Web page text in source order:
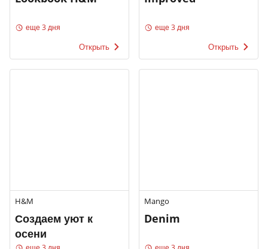
еще 3 дня
Открыть
еще 3 дня
Открыть
H&M
Создаем уют к
осени
Mango
Denim